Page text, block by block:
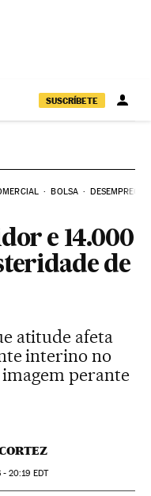
SUSCRÍBETE
BOLSA DESEMPREGO
e 14.000
de
atitude afeta
interino no
perante
20:19 EDT